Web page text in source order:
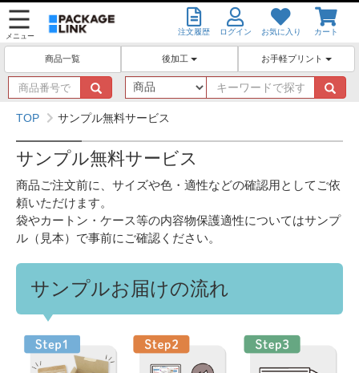
メニュー 注文履歴 ログイン お気に入り カート
商品一覧 後加工 お手軽プリント
商
品
番
探
す
キ
ー
探
TOP サンプル無料サービス
サンプル無料サービス
商品ご注文前に、サイズや色・適性などの確認用としてご依
頼いただけます。
袋やカートン・ケース等の内容物保護適性についてはサンプ
ル（見本）で事前にご確認ください。
サンプルお届けの流れ